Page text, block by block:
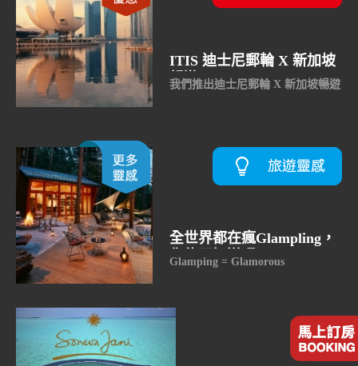
ITIS 迪士尼郵輪 X 新加坡
暢遊
我們推出迪士尼郵輪 X 新加坡暢遊
特色的在地街區，到品味米其林美
饌，我們為您串聯起一場無縫接軌
全世界都在瘋Glampling，
你能不知道嗎？
Glamping = Glamorous